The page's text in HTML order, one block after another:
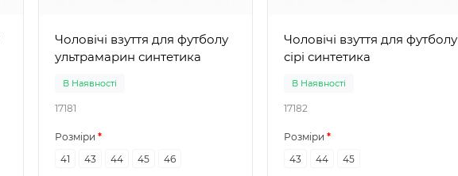
Чоловічі взуття для футболу
ультрамарин синтетика
В Наявності
17181
Розміри
41
43 44 45 46
Чоловічі взуття для футболу
сірі синтетика
В Наявності
17182
Розміри
43
44 45